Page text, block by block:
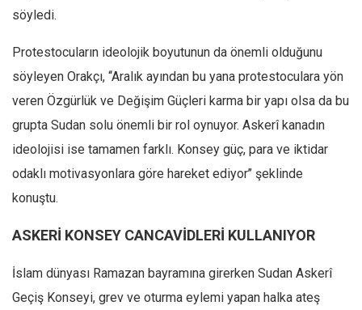
söyledi.
Protestocuların ideolojik boyutunun da önemli olduğunu
söyleyen Orakçı, ‘‘Aralık ayından bu yana protestoculara yön
veren Özgürlük ve Değişim Güçleri karma bir yapı olsa da bu
grupta Sudan solu önemli bir rol oynuyor. Askerî kanadın
ideolojisi ise tamamen farklı. Konsey güç, para ve iktidar
odaklı motivasyonlara göre hareket ediyor’’ şeklinde
konuştu.
ASKERİ KONSEY CANCAVİDLERİ KULLANIYOR
İslam dünyası Ramazan bayramına girerken Sudan Askerî
Geçiş Konseyi, grev ve oturma eylemi yapan halka ateş